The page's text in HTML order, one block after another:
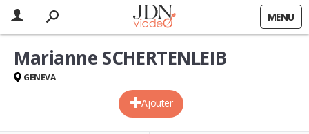
MENU
Ajouter
Marianne SCHERTENLEIB
GENEVA